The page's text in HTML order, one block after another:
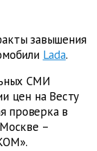
завышения
Lada.
СМИ
цен на Весту
проверка в
–